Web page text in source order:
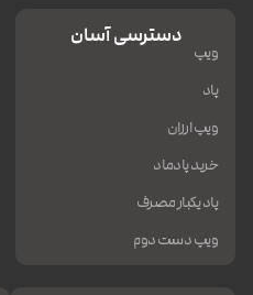
دسترسی آسان
ویپ
پاد
ویپ ارزان
خرید پادماد
پاد یکبار مصرف
ویپ دست دوم